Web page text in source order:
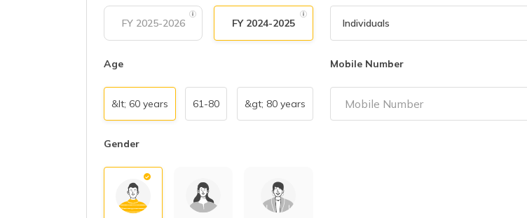
FY 2025-2026 FY 2024-2025
Age
&lt; 60 years 61-80 &gt; 80 years
Mobile Number
Gender